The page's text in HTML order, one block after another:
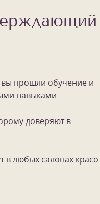
прошли обучение и
навыками
доверяют в
в любых салонах